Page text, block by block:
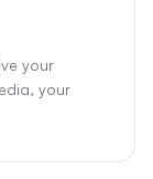
your
your